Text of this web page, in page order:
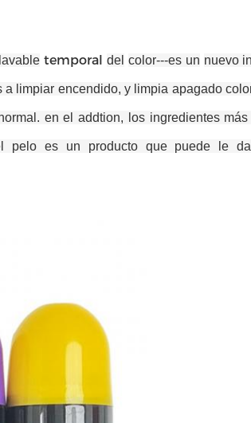
temporaldel color---es un nuevo
limpiar encendido, y limpia apagado
en el addtion, los ingredientes
pelo es un producto que puede le da